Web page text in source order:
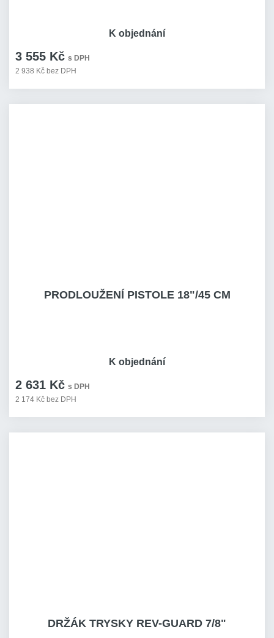
3 555 Kč s DPH
2 938 Kč bez DPH
K objednání
PRODLOUŽENÍ PISTOLE 18"/45 CM
2 631 Kč s DPH
2 174 Kč bez DPH
K objednání
DRŽÁK TRYSKY REV-GUARD 7/8"